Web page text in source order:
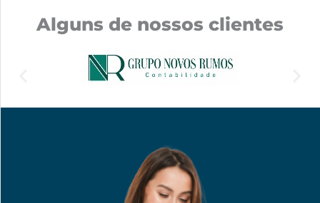
Alguns de nossos clientes